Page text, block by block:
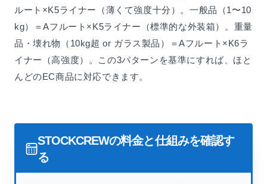
ルート×K5ライナー（薄くて強度十分）。一般品（1〜10
kg）＝Aフルート×K5ライナー（標準的な外装箱）。重量
品・壊れ物（10kg超 or ガラス製品）＝Aフルート×K6ラ
イナー（高強度）。この3パターンを基準にすれば、ほと
んどのEC商品に対応できます。
STOCKCREWの料金と仕組みを確認す
る